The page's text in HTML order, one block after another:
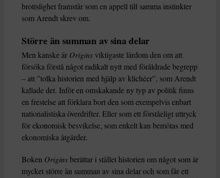
brottslighet framstår som en appell till samma instinkter
som Arendt skrev om.
Större än summan av sina delar
Men kanske är Origins viktigaste lärdom den om att
försöka förstå något radikalt nytt med föråldrade begrepp
– att ”tolka historien med hjälp av klichéer”, som Arendt
kallade det. Inför en omskakande ny typ av politik finns
en frestelse att förklara bort den som exempelvis enbart
nationalistiska överdrifter. Eller som ett förståeligt uttryck
för ekonomisk besvikelse, som enkelt kan bemötas med
ekonomiska åtgärder.
Boken Originsberättar i stället historien om något som är
mycket större än summan av sina delar och som får ett